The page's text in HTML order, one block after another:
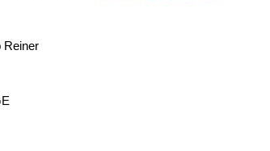
Reiner